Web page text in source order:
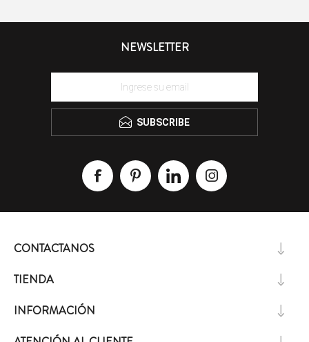
NEWSLETTER
SUBSCRIBE
CONTACTANOS
TIENDA
INFORMACIÓN